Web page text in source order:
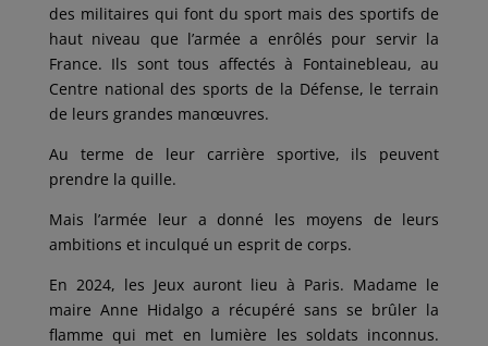
des militaires qui font du sport mais des sportifs de
haut niveau que l’armée a enrôlés pour servir la
France. Ils sont tous affectés à Fontainebleau, au
Centre national des sports de la Défense, le terrain
de leurs grandes manœuvres.
Au terme de leur carrière sportive, ils peuvent
prendre la quille.
Mais l’armée leur a donné les moyens de leurs
ambitions et inculqué un esprit de corps.
En 2024, les Jeux auront lieu à Paris. Madame le
maire Anne Hidalgo a récupéré sans se brûler la
flamme qui met en lumière les soldats inconnus.